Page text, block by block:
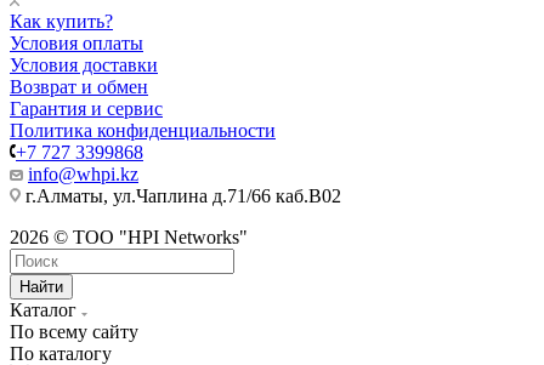
Как купить?
Условия оплаты
Условия доставки
Возврат и обмен
Гарантия и сервис
Политика конфиденциальности
+7 727 3399868
info@whpi.kz
г.Алматы, ул.Чаплина д.71/66 каб.B02
2026 © ТОО "HPI Networks"
Найти
Каталог
По всему сайту
По каталогу